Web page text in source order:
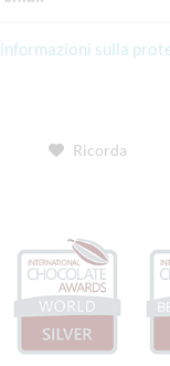
informazioni sulla
Ricorda